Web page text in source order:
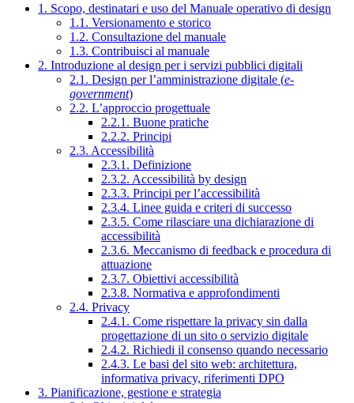
1. Scopo, destinatari e uso del Manuale operativo di design
1.1. Versionamento e storico
1.2. Consultazione del manuale
1.3. Contribuisci al manuale
2. Introduzione al design per i servizi pubblici digitali
2.1. Design per l’amministrazione digitale (e-
government)
2.2. L’approccio progettuale
2.2.1. Buone pratiche
2.2.2. Principi
2.3. Accessibilità
2.3.1. Definizione
2.3.2. Accessibilità by design
2.3.3. Principi per l’accessibilità
2.3.4. Linee guida e criteri di successo
2.3.5. Come rilasciare una dichiarazione di
accessibilità
2.3.6. Meccanismo di feedback e procedura di
attuazione
2.3.7. Obiettivi accessibilità
2.3.8. Normativa e approfondimenti
2.4. Privacy
2.4.1. Come rispettare la privacy sin dalla
progettazione di un sito o servizio digitale
2.4.2. Richiedi il consenso quando necessario
2.4.3. Le basi del sito web: architettura,
informativa privacy, riferimenti DPO
3. Pianificazione, gestione e strategia